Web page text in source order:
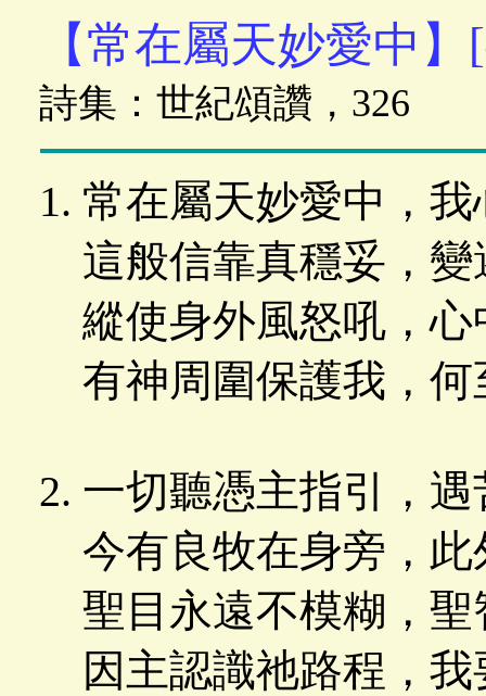
【常在屬天妙愛中
詩集：世紀頌讚，326
常在屬天妙愛中，
這般信靠真穩妥，
縱使身外風怒吼，
有神周圍保護我，
一切聽憑主指引，
今有良牧在身旁，
聖目永遠不模糊，
因主認識祂路程，